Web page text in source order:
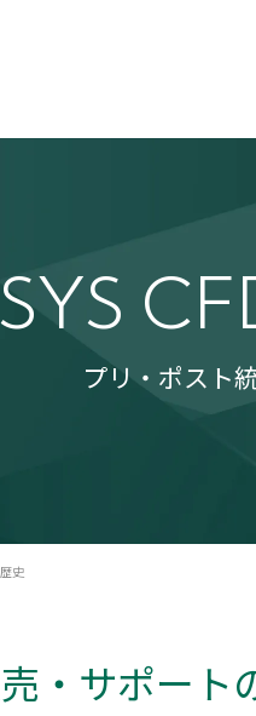
プリ・ポスト
史
・サポート